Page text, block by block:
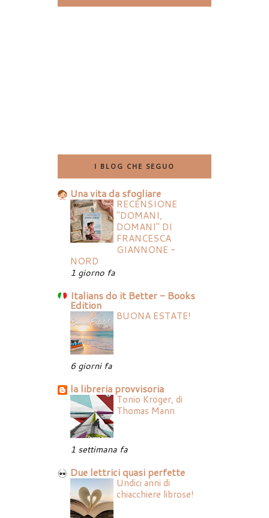
I BLOG CHE SEGUO
Una vita da sfogliare
RECENSIONE
"DOMANI,
DOMANI" DI
FRANCESCA
GIANNONE -
NORD
1 giorno fa
Italians do it Better - Books
Edition
BUONA ESTATE!
6 giorni fa
la libreria provvisoria
Tonio Kröger, di
Thomas Mann
1 settimana fa
Due lettrici quasi perfette
Undici anni di
chiacchiere librose!